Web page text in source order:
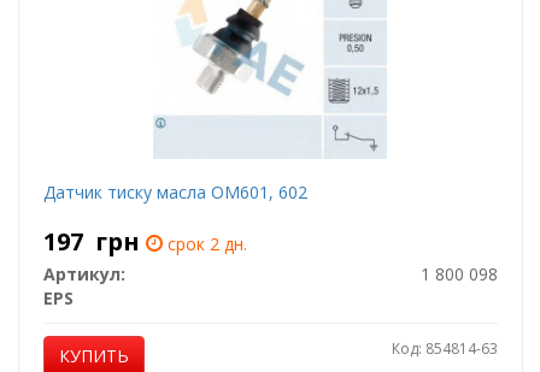
Датчик тиску масла ОМ601, 602
197 грн
срок 2 дн.
Артикул:
1 800 098
EPS
КУПИТЬ Код: 854814-63